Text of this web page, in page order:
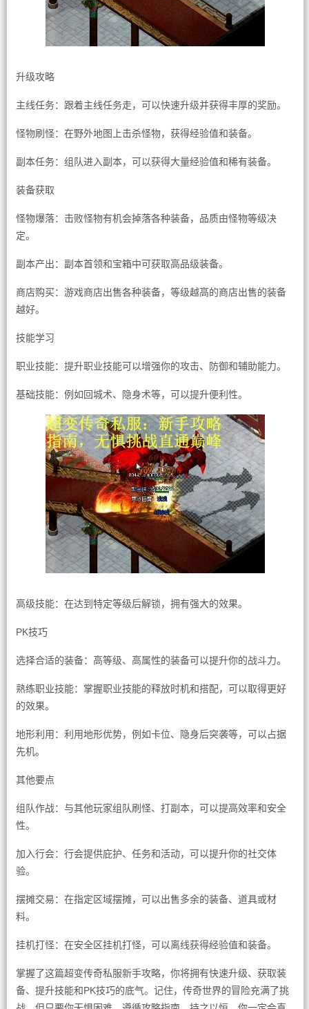
升级攻略
主线任务：跟着主线任务走，可以快速升级并获得丰厚的奖励。
怪物刷怪：在野外地图上击杀怪物，获得经验值和装备。
副本任务：组队进入副本，可以获得大量经验值和稀有装备。
装备获取
怪物爆落：击败怪物有机会掉落各种装备，品质由怪物等级决
定。
副本产出：副本首领和宝箱中可获取高品级装备。
商店购买：游戏商店出售各种装备，等级越高的商店出售的装备
越好。
技能学习
职业技能：提升职业技能可以增强你的攻击、防御和辅助能力。
基础技能：例如回城术、隐身术等，可以提升便利性。
高级技能：在达到特定等级后解锁，拥有强大的效果。
PK技巧
选择合适的装备：高等级、高属性的装备可以提升你的战斗力。
熟练职业技能：掌握职业技能的释放时机和搭配，可以取得更好
的效果。
地形利用：利用地形优势，例如卡位、隐身后突袭等，可以占据
先机。
其他要点
组队作战：与其他玩家组队刷怪、打副本，可以提高效率和安全
性。
加入行会：行会提供庇护、任务和活动，可以提升你的社交体
验。
摆摊交易：在指定区域摆摊，可以出售多余的装备、道具或材
料。
挂机打怪：在安全区挂机打怪，可以离线获得经验值和装备。
掌握了这篇超变传奇私服新手攻略，你将拥有快速升级、获取装
备、提升技能和PK技巧的底气。记住，传奇世界的冒险充满了挑